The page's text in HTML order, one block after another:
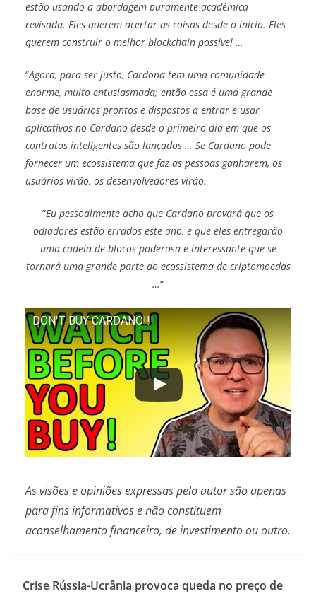
estão usando a abordagem puramente acadêmica
revisada. Eles querem acertar as coisas desde o início. Eles
querem construir o melhor blockchain possível …
“Agora, para ser justo, Cardona tem uma comunidade
enorme, muito entusiasmada; então essa é uma grande
base de usuários prontos e dispostos a entrar e usar
aplicativos no Cardano desde o primeiro dia em que os
contratos inteligentes são lançados … Se Cardano pode
fornecer um ecossistema que faz as pessoas ganharem, os
usuários virão, os desenvolvedores virão.
“Eu pessoalmente acho que Cardano provará que os
odiadores estão errados este ano, e que eles entregarão
uma cadeia de blocos poderosa e interessante que se
tornará uma grande parte do ecossistema de criptomoedas
…“
DON'T BUY CARDANO!!!
As visões e opiniões expressas pelo autor são apenas
para fins informativos e não constituem
aconselhamento financeiro, de investimento ou outro.
Crise Rússia-Ucrânia provoca queda no preço de